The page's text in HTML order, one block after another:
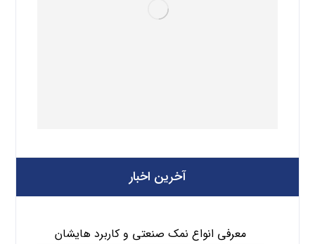
آخرین اخبار
معرفی انواع نمک صنعتی و کاربرد هایشان